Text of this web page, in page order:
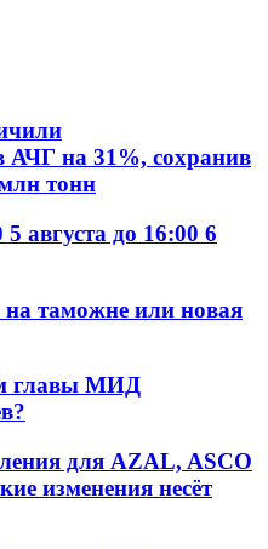
АЧГ на 31%, сохранив
тонн
августа до 16:00 6
на таможне или новая
главы МИД
для AZAL, ASCO
изменения несёт